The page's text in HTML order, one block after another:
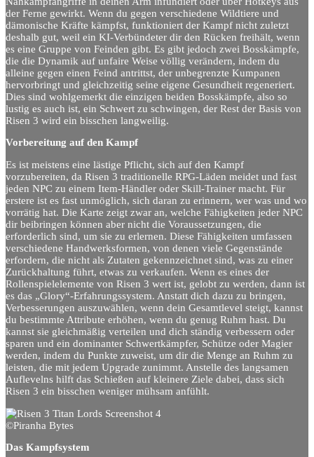
der Ferne gewirkt. Wenn du gegen verschiedene Wildtiere und
dämonische Kräfte kämpfst, funktioniert der Kampf nicht zuletzt
deshalb gut, weil ein KI-Verbündeter dir den Rücken freihält, wenn
es eine Gruppe von Feinden gibt. Es gibt jedoch zwei Bosskämpfe,
die die Dynamik auf unfaire Weise völlig verändern, indem du
alleine gegen einen Feind antrittst, der unbegrenzte Kumpanen
hervorbringt und gleichzeitig seine eigene Gesundheit regeneriert.
Dies sind wohlgemerkt die einzigen beiden Bosskämpfe, also so
lustig es auch ist, ein Schwert zu schwingen, der Rest der Basis von
Risen 3 wird ein bisschen langweilig.
Vorbereitung auf den Kampf
Es ist meistens eine lästige Pflicht, sich auf den Kampf
vorzubereiten, da Risen 3 traditionelle RPG-Läden meidet und fast
jeden NPC zu einem Item-Händler oder Skill-Trainer macht. Für
erstere ist es fast unmöglich, sich daran zu erinnern, wer was und wo
vorrätig hat. Die Karte zeigt zwar an, welche Fähigkeiten jeder NPC
dir beibringen können aber nicht die Voraussetzungen, die
erforderlich sind, um sie zu erlernen. Diese Fähigkeiten umfassen
verschiedene Handwerksformen, von denen viele Gegenstände
erfordern, die nicht als Zutaten gekennzeichnet sind, was zu einer
Zurückhaltung führt, etwas zu verkaufen. Wenn es eines der
Rollenspielelemente von Risen 3 wert ist, gelobt zu werden, dann ist
es das „Glory“-Erfahrungssystem. Anstatt dich dazu zu bringen,
Verbesserungen auszuwählen, wenn dein Gesamtlevel steigt, kannst
du bestimmte Attribute erhöhen, wenn du genug Ruhm hast. Du
kannst sie gleichmäßig verteilen und dich ständig verbessern oder
sparen und ein dominanter Schwertkämpfer, Schütze oder Magier
werden, indem du Punkte zuweist, um dir die Menge an Ruhm zu
leisten, die mit jedem Upgrade zunimmt. Anstelle des langsamen
Auflevelns hilft das Schießen auf kleinere Ziele dabei, dass sich
Risen 3 ein bisschen weniger mühsam anfühlt.
©Piranha Bytes
Das Kampfsystem